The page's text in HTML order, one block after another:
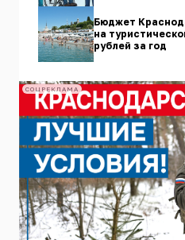
Бюджет
на
рублей за год
СОЦРЕКЛАМА